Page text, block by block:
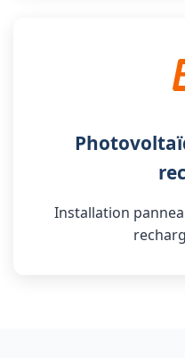
Installation